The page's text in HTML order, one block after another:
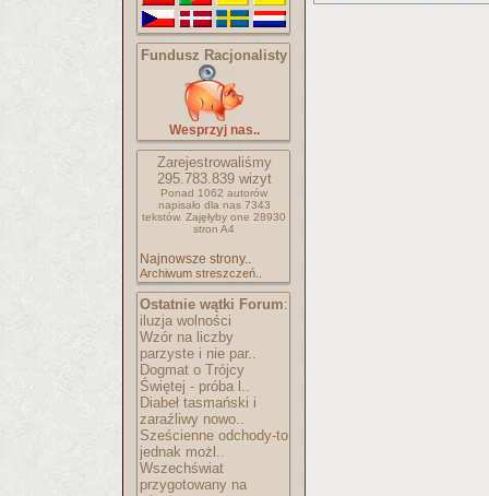
Fundusz Racjonalisty
Wesprzyj nas..
Zarejestrowaliśmy
295.783.839wizyt
Ponad 1062 autorów
napisało dla nas 7343
tekstów. Zajęłyby one 28930
stron A4
Najnowsze strony..
Archiwum streszczeń..
Ostatnie wątki Forum:
iluzja wolności
Wzór na liczby
parzyste i nie par..
Dogmat o Trójcy
Świętej - próba l..
Diabeł tasmański i
zaraźliwy nowo..
Sześcienne odchody-to
jednak możl..
Wszechświat
przygotowany na